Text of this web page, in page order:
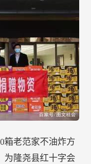
箱老范家不油炸方
为隆尧县红十字会